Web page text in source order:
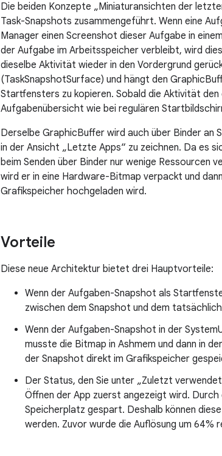
Die beiden Konzepte „Miniaturansichten der
Task-Snapshots zusammengeführt. Wenn eine
Manager einen Screenshot dieser Aufgabe in
der Aufgabe im Arbeitsspeicher verbleibt, wird
dieselbe Aktivität wieder in den Vordergrund
(TaskSnapshotSurface) und hängt den
Startfensters zu kopieren. Sobald die Aktivität
Aufgabenübersicht wie bei regulären
Derselbe GraphicBuffer wird auch über Binder an
in der Ansicht „Letzte Apps“ zu zeichnen. Da es
beim Senden über Binder nur wenige Ressourcen
wird er in eine Hardware-Bitmap verpackt und
Grafikspeicher hochgeladen wird.
Vorteile
Diese neue Architektur bietet drei Hauptvorteile:
Wenn der Aufgaben-Snapshot als
zwischen dem Snapshot und dem
Wenn der Aufgaben-Snapshot in der
musste die Bitmap in Ashmem und dann in
der Snapshot direkt im Grafikspeicher
Der Status, den Sie unter „Zuletzt
Öffnen der App zuerst angezeigt wird.
Speicherplatz gespart. Deshalb können
werden. Zuvor wurde die Auflösung um 64%